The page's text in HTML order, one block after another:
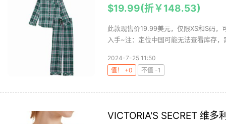
$19.99(折￥148.53)
此款现售价19.99美元，仅限XS和S码
入手~注：定位中国可能无法查看库存
2024-7-25 11:50
值！ +0
不值 -1
VICTORIA'S SECRET 维多